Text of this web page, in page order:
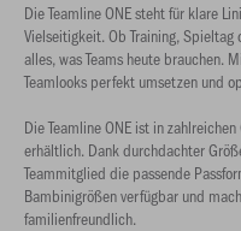
Die Teamline ONE steht für klare
Vielseitigkeit. Ob Training,
alles, was Teams heute brauchen.
Teamlooks perfekt umsetzen und
Die Teamline ONE ist in
erhältlich. Dank durchdachter
Teammitglied die passende
Bambinigrößen verfügbar und
familienfreundlich.